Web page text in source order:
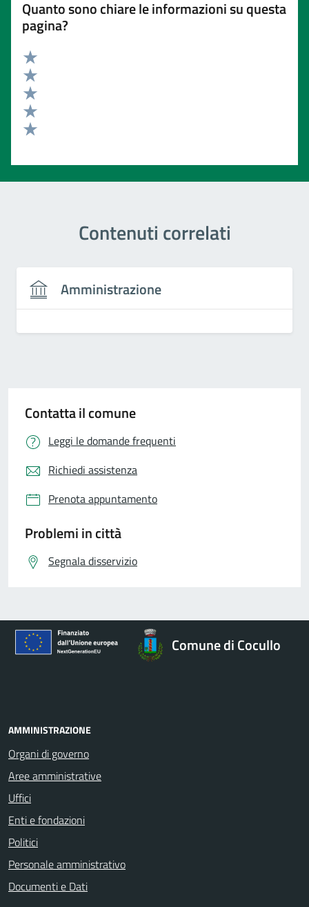
Quanto sono chiare le informazioni su questa
pagina?
Valuta 5 stelle su 5
Valuta 4 stelle su 5
Valuta 3 stelle su 5
Valuta 2 stelle su 5
Contenuti correlati
Amministrazione
Contatta il comune
Leggi le domande frequenti
Richiedi assistenza
Prenota appuntamento
Problemi in città
Segnala disservizio
Comune di Cocullo
AMMINISTRAZIONE
Organi di governo
Aree amministrative
Uffici
Enti e fondazioni
Politici
Personale amministrativo
Documenti e Dati